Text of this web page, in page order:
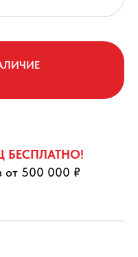
БЕСПЛАТНО!
от 500 000 ₽